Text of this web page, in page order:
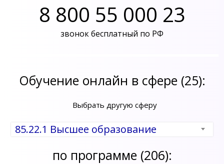
8 800 55 000 23
звонок бесплатный по РФ
Обучение онлайн в сфере (25):
Выбрать другую сферу
85.22.1 Высшее образование
по программе (206):